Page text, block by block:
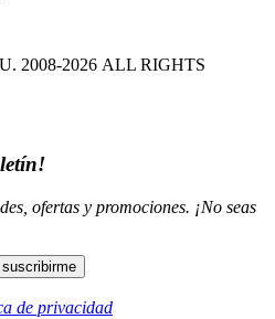
2008-2026 ALL RIGHTS
ofertas y promociones. ¡No seas
de privacidad